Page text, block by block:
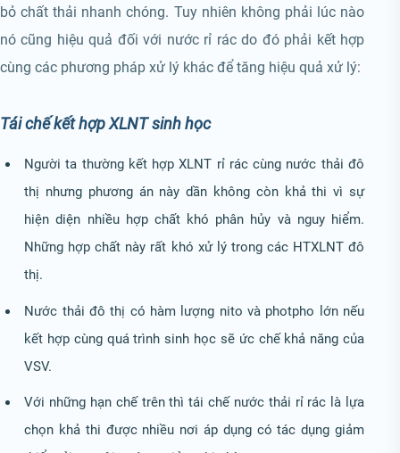
bỏ chất thải nhanh chóng. Tuy nhiên không phải lúc nào
nó cũng hiệu quả đối với nước rỉ rác do đó phải kết hợp
cùng các phương pháp xử lý khác để tăng hiệu quả xử lý:
Tái chế kết hợp XLNT sinh học
Người ta thường kết hợp XLNT rỉ rác cùng nước thải đô
thị nhưng phương án này dần không còn khả thi vì sự
hiện diện nhiều hợp chất khó phân hủy và nguy hiểm.
Những hợp chất này rất khó xử lý trong các HTXLNT đô
thị.
Nước thải đô thị có hàm lượng nito và photpho lớn nếu
kết hợp cùng quá trình sinh học sẽ ức chế khả năng của
VSV.
Với những hạn chế trên thì tái chế nước thải rỉ rác là lựa
chọn khả thi được nhiều nơi áp dụng có tác dụng giảm